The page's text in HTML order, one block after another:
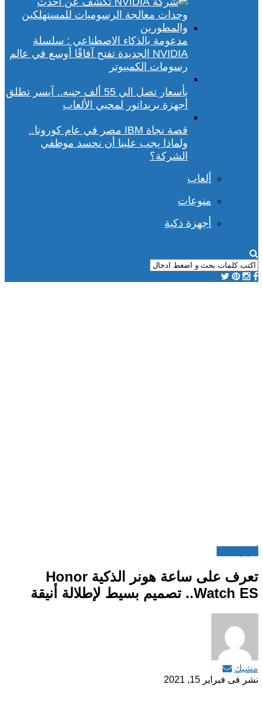
مدعومة بالذكاء الاصطناعي : سلسلة
NVIDIA الجديدة تفتح آفاقًا أوسع في عالم
رسومات الكمبيوتر
بأسعار تصل الي 55 ألف جنيه.. آيسر تطلق
أجهزة بريداتور لمحبي الألعاب
قصة نجاة IBM مصر في عام كورونا..
ولماذا يجب علينا أن نحسد موظفي
الشركة؟
ألعاب
منوعات
أجهزة ذكية
تعرف على ساعة هونر الذكية Honor
Watch ES.. تصميم بسيط لإطلالة أنيقة
مشبك
نشر فى فبراير 15, 2021